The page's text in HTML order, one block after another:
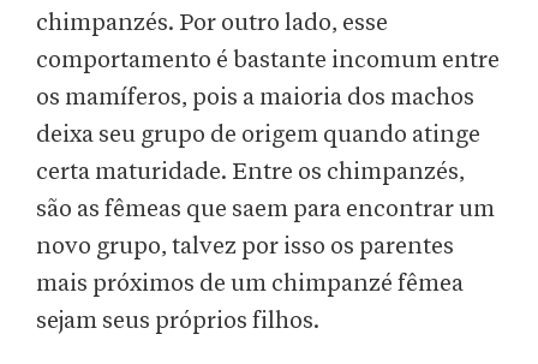
chimpanzés. Por outro lado, esse
comportamento é bastante incomum entre
os mamíferos, pois a maioria dos machos
deixa seu grupo de origem quando atinge
certa maturidade. Entre os chimpanzés,
são as fêmeas que saem para encontrar um
novo grupo, talvez por isso os parentes
mais próximos de um chimpanzé fêmea
sejam seus próprios filhos.